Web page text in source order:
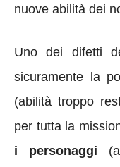
nuove abilità dei
Uno dei difetti
sicuramente la
(abilità troppo
per tutta la
i personaggi